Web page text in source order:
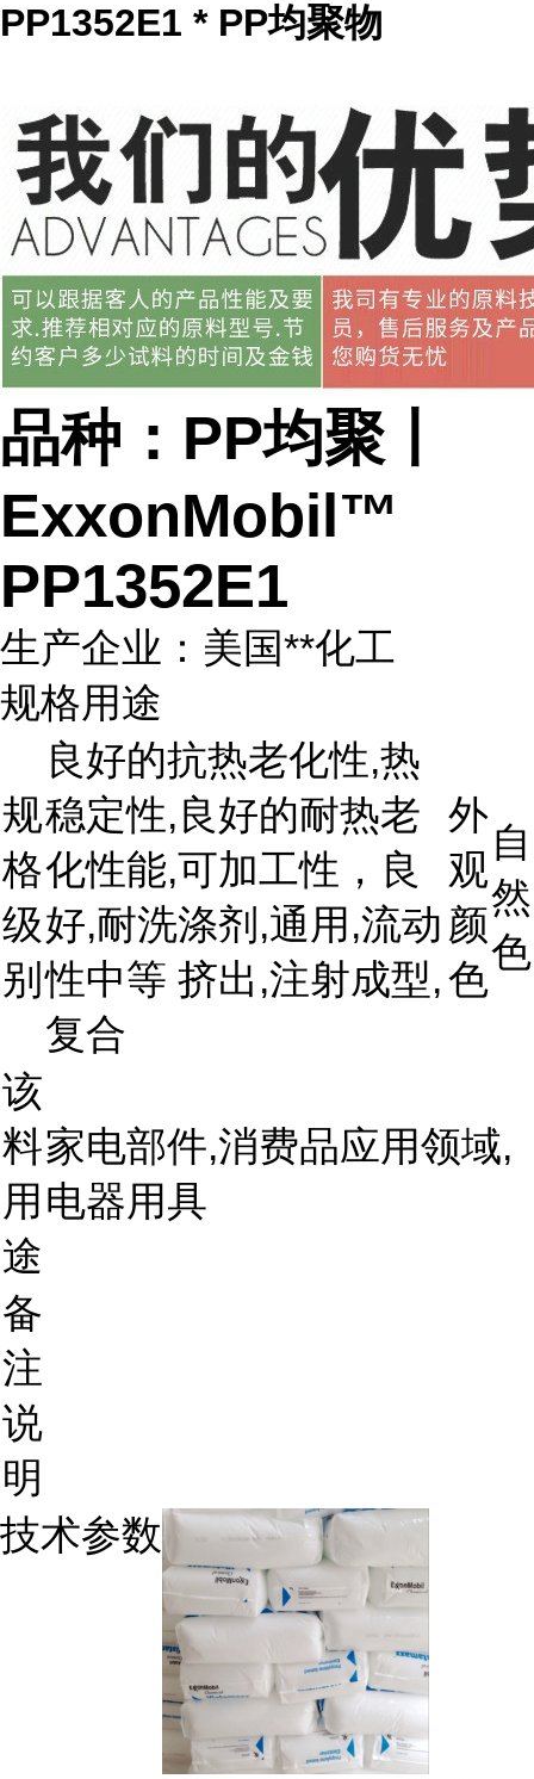
PP1352E1 * PP均聚物
品种：PP均聚丨
ExxonMobil™
PP1352E1
生产企业：美国**化工
规格用途
规
格
级
别
良好的抗热老化性,热
稳定性,良好的耐热老
化性能,可加工性，良
好,耐洗涤剂,通用,流动
性中等 挤出,注射成型,
复合
外
观
颜
色
自
然
色
该
料
用
途
家电部件,消费品应用领域,
电器用具
备
注
说
明
技术参数